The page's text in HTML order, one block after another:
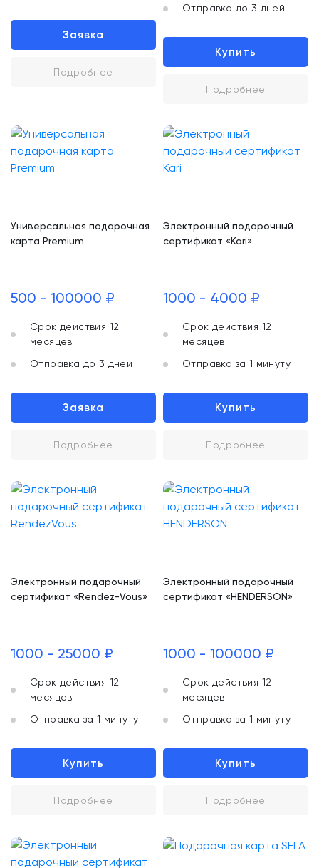
Заявка
Подробнее
Отправка до 3 дней
Купить
Подробнее
Универсальная подарочная
карта Premium
500 - 100000 ₽
Срок действия 12
месяцев
Отправка до 3 дней
Заявка
Подробнее
Электронный подарочный
сертификат «Kari»
1000 - 4000 ₽
Срок действия 12
месяцев
Отправка за 1 минуту
Купить
Подробнее
Электронный подарочный
сертификат «Rendez-Vous»
1000 - 25000 ₽
Срок действия 12
месяцев
Отправка за 1 минуту
Купить
Подробнее
Электронный подарочный
сертификат «HENDERSON»
1000 - 100000 ₽
Срок действия 12
месяцев
Отправка за 1 минуту
Купить
Подробнее